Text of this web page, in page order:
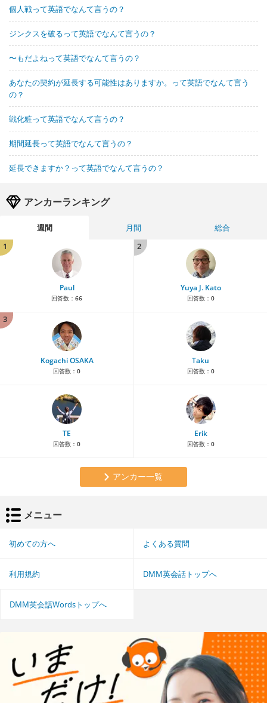
個人戦って英語でなんて言うの？
ジンクスを破るって英語でなんて言うの？
〜もだよねって英語でなんて言うの？
あなたの契約が延長する可能性はありますか。って英語でなんて言う
の？
戦化粧って英語でなんて言うの？
期間延長って英語でなんて言うの？
延長できますか？って英語でなんて言うの？
アンカーランキング
週間 月間
総合
1
Paul
回答数： 66
2
Yuya J. Kato
回答数： 0
3
Kogachi OSAKA
回答数： 0
Taku
回答数： 0
TE
回答数： 0
Erik
回答数： 0
アンカー一覧
メニュー
初めての方へ よくある質問
利用規約 DMM英会話トップへ
DMM英会話Wordsトップへ